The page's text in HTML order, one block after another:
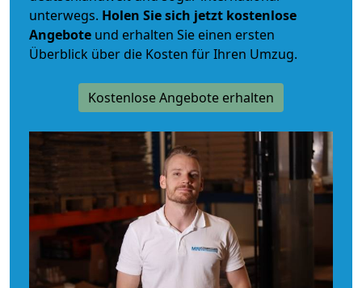
unterwegs. Holen Sie sich jetzt kostenlose
Angebote und erhalten Sie einen ersten
Überblick über die Kosten für Ihren Umzug.
Kostenlose Angebote erhalten